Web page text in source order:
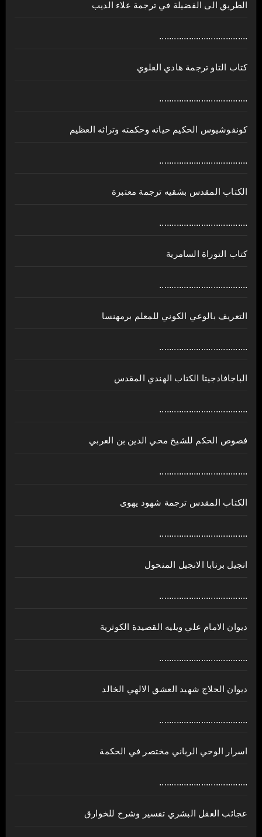
الطريق الى الفضيلة في ترجمة علاء الديب
....................................
كتاب التاو ترجمة هادي العلوي
....................................
كونفوشيوس الحكيم حياته وحكمته وتراثه العظيم
....................................
الكتاب المقدس بشقيه ترجمة معتبرة
....................................
كتاب التوراة السامرية
....................................
ﺍﻟﺘﻌﺮﻳﻒ ﺑﺎﻟﻮﻋﻲ ﺍﻟﻜﻮﻧﻲ للمعلم برمهنسا
....................................
الباجافادجيتا الكتاب الهندي المقدس
....................................
فصوص الحكم للشيخ محي الدين بن العربي
....................................
الكتاب المقدس ترجمة شهود يهوى
....................................
انجيل برنابا الانجيل المنحول
....................................
ديوان الامام علي ويليه القصيدة الكوثرية
....................................
ديوان الحلاج شهيد العشق الالهي الخالد
....................................
اسرار الوحي الرباني مختصر في الحكمة
....................................
عجائب العقل البشري تفسير وشرح للخوارق